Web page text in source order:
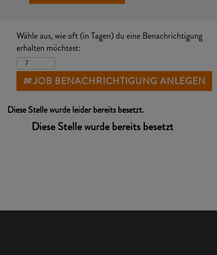
Wähle aus, wie oft (in Tagen) du eine Benachrichtigung
erhalten möchtest:
JOB BENACHRICHTIGUNG ANLEGEN
Diese Stelle wurde leider bereits besetzt.
Diese Stelle wurde bereits besetzt